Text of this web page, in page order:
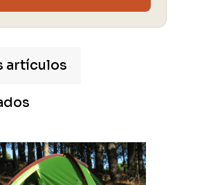
artículos